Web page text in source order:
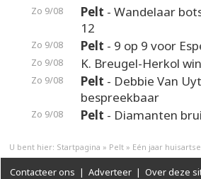
Zo 9/08 Pelt - Wandelaar
12
Zo 9/08 Pelt - 9 op 9 voor
Zo 9/08 K. Breugel-Herkol
Zo 9/08 Pelt - Debbie Van
bespreekbaar
Zo 9/08 Pelt - Diamanten
U bent hier: Startpagina » Pelt » Eén jaar
Contacteer ons | Adverteer | Over deze